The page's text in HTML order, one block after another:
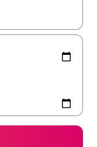
les flèches vers le